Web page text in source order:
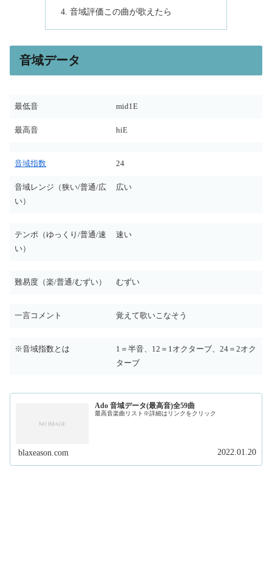
音域評価この曲が歌えたら
音域データ
最低音 mid1E
最高音 hiE
音域指数 24
音域レンジ（狭い/普通/広
い）
広い
テンポ（ゆっくり/普通/速
い）
速い
難易度（楽/普通/むずい） むずい
一言コメント 覚えて歌いこなそう
※音域指数とは
1＝半音、12＝1オクターブ、24＝2オク
ターブ
Ado 音域データ(最高音)全59曲
最高音楽曲リスト※詳細はリンクをクリック
blaxeason.com 2022.01.20